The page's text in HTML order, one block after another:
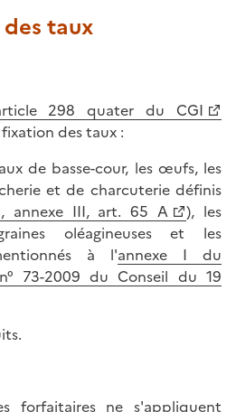
taux
298 quater du CGI
des taux :
de basse-cour, les œufs, les
et de charcuterie définis
annexe III, art. 65 A
), les
oléagineuses et les
à l'annexe I du
73-2009 du Conseil du 19
forfaitaires ne s'appliquent